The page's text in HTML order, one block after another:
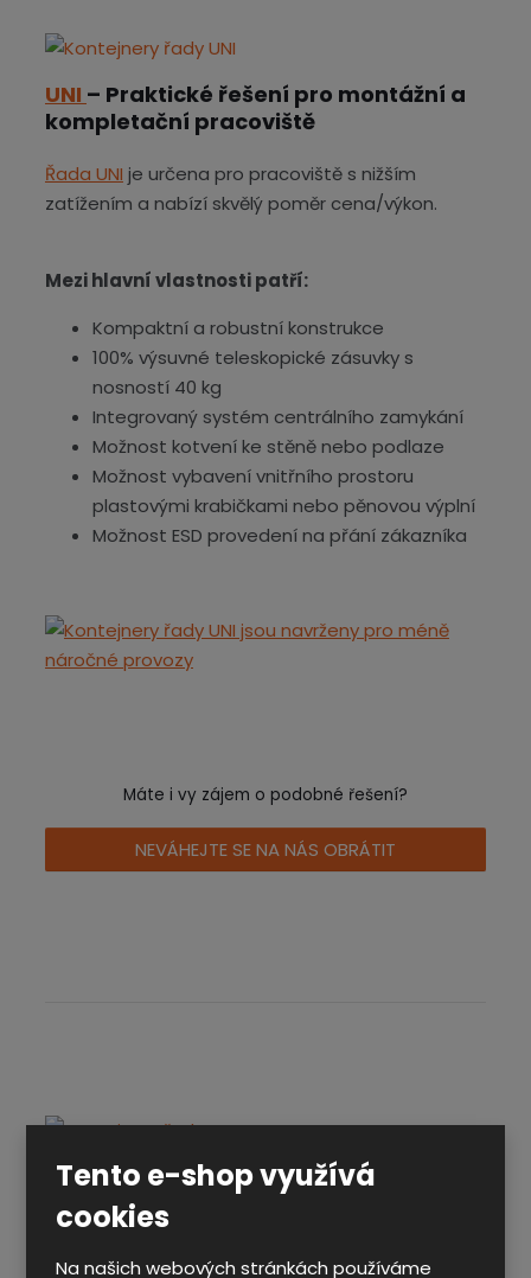
Tento e-shop využívá
cookies
Na našich webových stránkách používáme
UNI – Praktické řešení pro montážní a
kompletační pracoviště
Řada UNI je určena pro pracoviště s nižším
zatížením a nabízí skvělý poměr cena/výkon.
Mezi hlavní vlastnosti patří:
Kompaktní a robustní konstrukce
100% výsuvné teleskopické zásuvky s
nosností 40 kg
Integrovaný systém centrálního zamykání
Možnost kotvení ke stěně nebo podlaze
Možnost vybavení vnitřního prostoru
plastovými krabičkami nebo pěnovou výplní
Možnost ESD provedení na přání zákazníka​
Máte i vy zájem o podobné řešení?
NEVÁHEJTE SE NA NÁS OBRÁTIT
PROFI
– Maximální odolnost a
variabilita
náročné průmyslové provozy, kde je kladen důraz